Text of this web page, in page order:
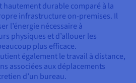
hautement durable comparé à la
infrastructure on-premises. Il
l’énergie nécessaire à
physiques et d’allouer les
plus efficace.
également le travail à distance,
associées aux déplacements
d’un bureau.